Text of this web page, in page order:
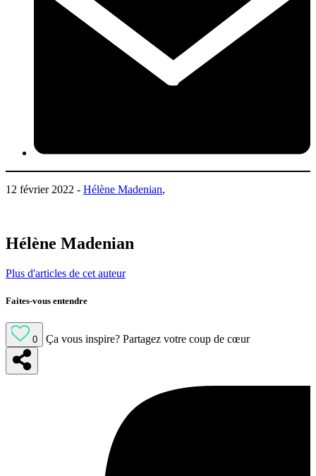
12 février 2022 - Hélène Madenian,
Hélène Madenian
Plus d'articles de cet auteur
Faites-vous entendre
0 Ça vous inspire? Partagez votre coup de cœur